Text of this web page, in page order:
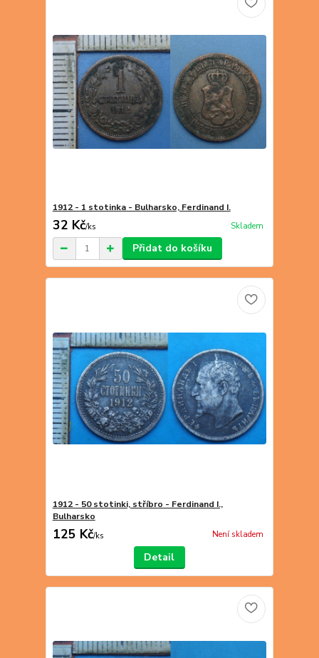
1912 - 1 stotinka - Bulharsko, Ferdinand I.
32 Kč/ks Skladem
Přidat do košíku
1912 - 50 stotinki, stříbro - Ferdinand I.,
Bulharsko
125 Kč/ks Není skladem
Detail